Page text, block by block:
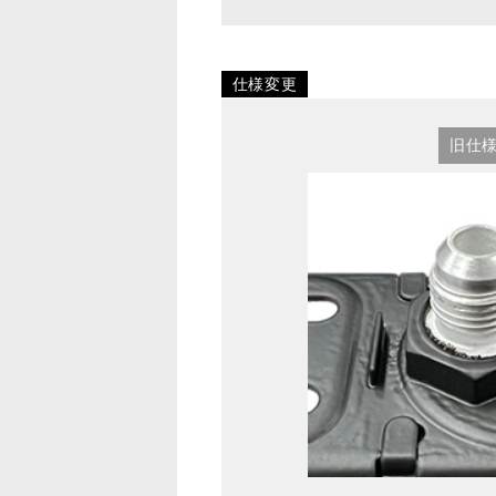
仕様変更
旧仕